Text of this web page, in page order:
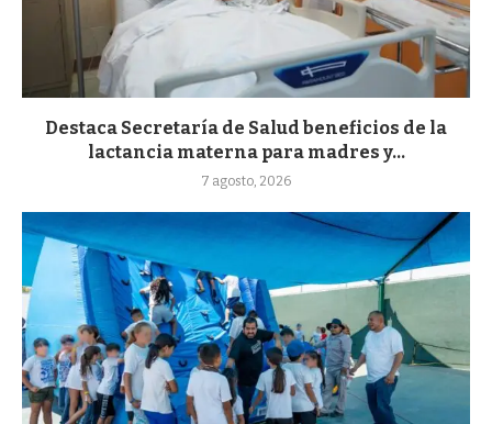
Destaca Secretaría de Salud beneficios de la
lactancia materna para madres y...
7 agosto, 2026